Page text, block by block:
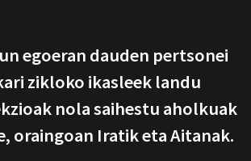
egoeran dauden pertsonei
zikloko ikasleek landu
nola saihestu aholkuak
oraingoan Iratik eta Aitanak.